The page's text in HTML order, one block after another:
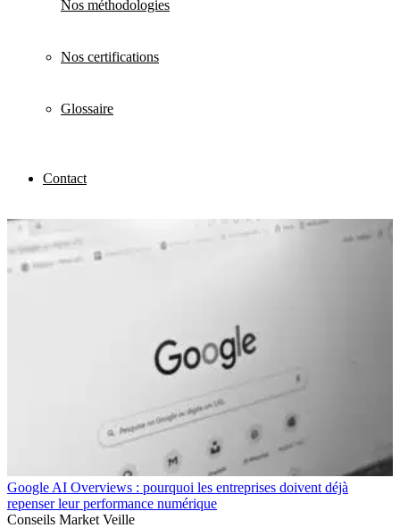
Nos méthodologies
Nos certifications
Glossaire
Contact
Google AI Overviews : pourquoi les entreprises doivent déjà
repenser leur performance numérique
Conseils Market Veille